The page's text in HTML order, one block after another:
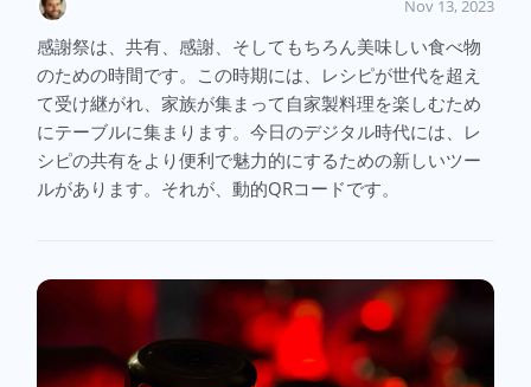
Nov 13, 2023
感謝祭は、共有、感謝、そしてもちろん美味しい食べ物
のための時間です。この時期には、レシピが世代を超え
て受け継がれ、家族が集まって自家製料理を楽しむため
にテーブルに集まります。今日のデジタル時代には、レ
シピの共有をより便利で魅力的にするための新しいツー
ルがあります。それが、動的QRコードです。